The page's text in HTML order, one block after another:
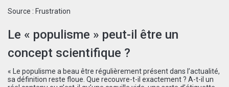
Source : Frustration
Le « populisme » peut-il être un
concept scientifique ?
« Le populisme a beau être régulièrement présent dans l’actualité,
sa définition reste floue. Que recouvre-t-il exactement ? A-t-il un